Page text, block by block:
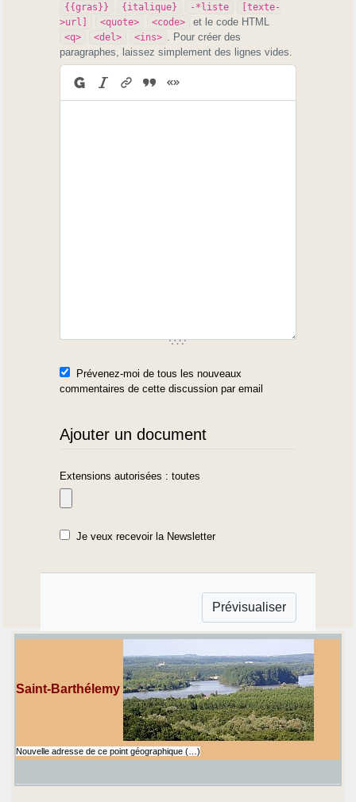
{{gras}} {italique} -*liste
[texte-
>url]
<quote> <code> et le code HTML
<q> <del> <ins>
. Pour créer des
paragraphes, laissez simplement des lignes vides.
Prévenez-moi de tous les nouveaux
commentaires de cette discussion par email
Ajouter un document
Extensions autorisées : toutes
Je veux recevoir la Newsletter
Saint-Barthélemy
Nouvelle adresse de ce point géographique (…)